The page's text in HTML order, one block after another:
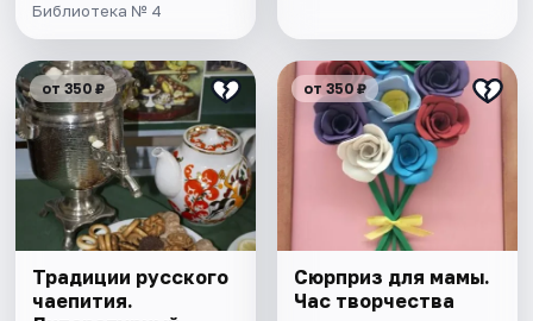
Библиотека № 4
от 350 ₽
Традиции русского
чаепития.
от 350 ₽
Сюрприз для мамы.
Час творчества